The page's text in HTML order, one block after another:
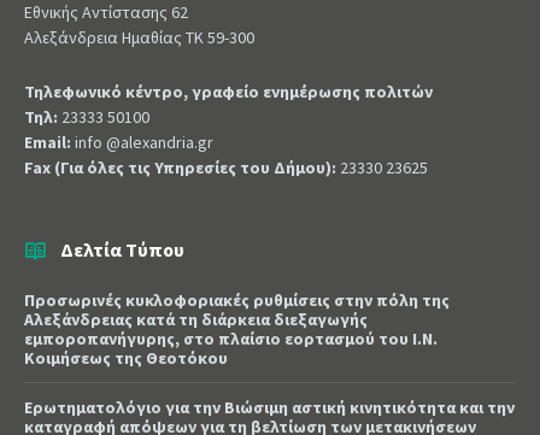
Εθνικής Αντίστασης 62
Αλεξάνδρεια Ημαθίας ΤΚ 59-300
Τηλεφωνικό κέντρο, γραφείο ενημέρωσης πολιτών
Τηλ: 23333 50100
Email: info @alexandria.gr
Fax (Για όλες τις Υπηρεσίες του Δήμου): 23330 23625
Δελτία Τύπου
Προσωρινές κυκλοφοριακές ρυθμίσεις στην πόλη της
Αλεξάνδρειας κατά τη διάρκεια διεξαγωγής
εμποροπανήγυρης, στο πλαίσιο εορτασμού του Ι.Ν.
Κοιμήσεως της Θεοτόκου
Ερωτηματολόγιο για την Βιώσιμη αστική κινητικότητα και την
καταγραφή απόψεων για τη βελτίωση των μετακινήσεων